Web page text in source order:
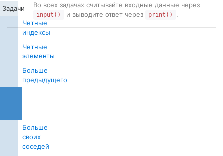
Задачи
Четные
индексы
Четные
элементы
Больше
предыдущего
Больше
своих
соседей
Во всех задачах считывайте входные данные через
input() и выводите ответ через print() .